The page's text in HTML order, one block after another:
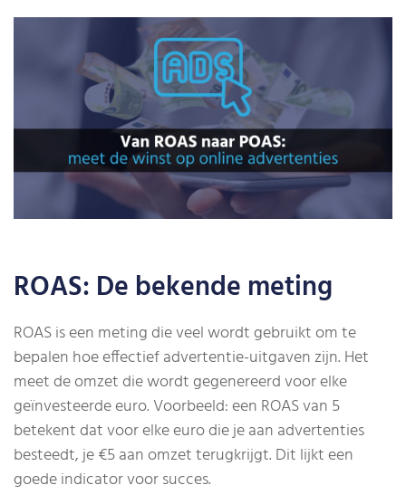
ROAS: De bekende meting
ROAS is een meting die veel wordt gebruikt om te
bepalen hoe effectief advertentie-uitgaven zijn. Het
meet de omzet die wordt gegenereerd voor elke
geïnvesteerde euro. Voorbeeld: een ROAS van 5
betekent dat voor elke euro die je aan advertenties
besteedt, je €5 aan omzet terugkrijgt. Dit lijkt een
goede indicator voor succes.